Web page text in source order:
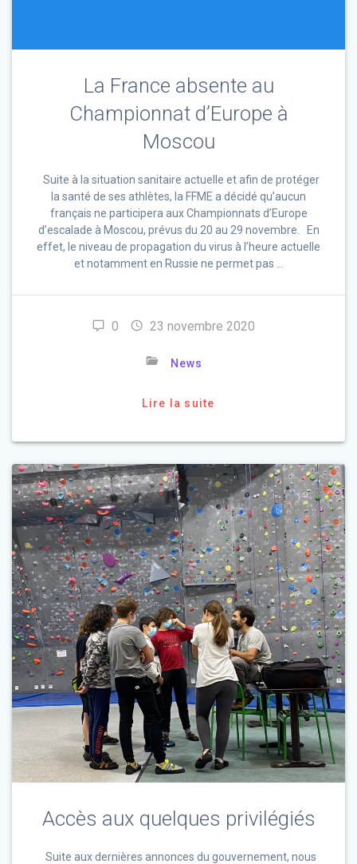
La France absente au
Championnat d’Europe à
Moscou
Suite à la situation sanitaire actuelle et afin de protéger
la santé de ses athlètes, la FFME a décidé qu’aucun
français ne participera aux Championnats d’Europe
d’escalade à Moscou, prévus du 20 au 29 novembre. En
effet, le niveau de propagation du virus à l’heure actuelle
et notamment en Russie ne permet pas …
0 23 novembre 2020
News
Lire la suite
Accès aux quelques privilégiés
Suite aux dernières annonces du gouvernement, nous